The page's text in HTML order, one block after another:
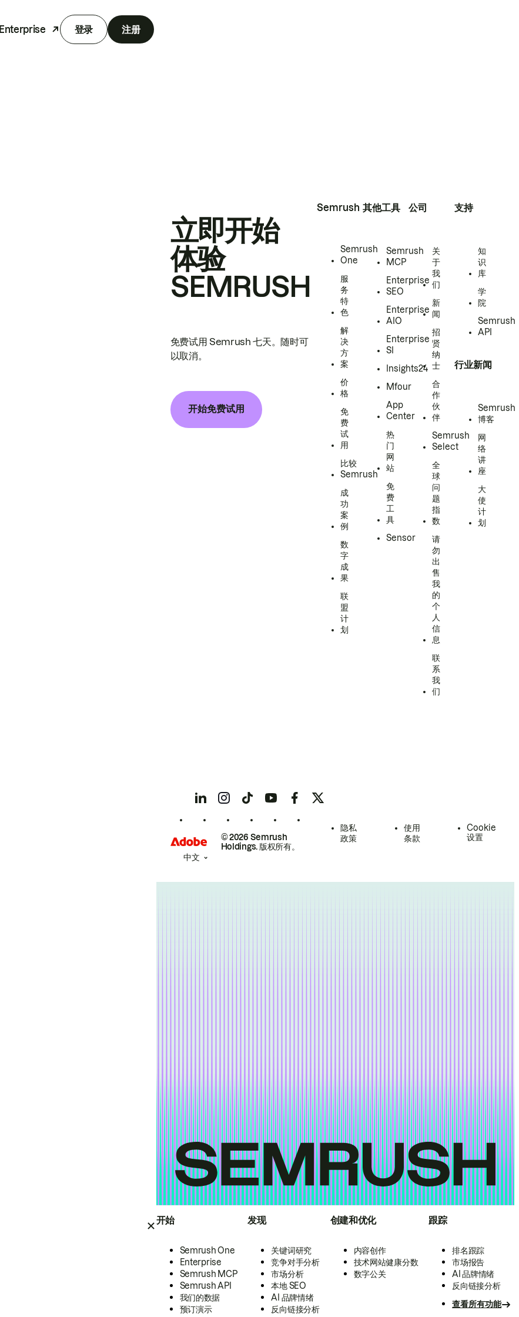
Enterprise 登录 注册
开始
Semrush One
Enterprise
Semrush MCP
Semrush API
我们的数据
预订演示
发现
关键词研究
竞争对手分析
市场分析
本地 SEO
AI 品牌情绪
反向链接分析
创建和优化
内容创作
技术网站健康分数
数字公关
跟踪
排名跟踪
市场报告
AI 品牌情绪
反向链接分析
查看所有功能
立即开始
体验
SEMRUSH
免费试用 Semrush 七天。随时可
以取消。
开始免费试用
Semrush
Semrush
One
服
务
特
色
解
决
方
案
价
格
免
费
试
用
比较
Semrush
成
功
案
例
数
字
成
果
联
盟
计
划
其他工具
Semrush
MCP
Enterprise
SEO
Enterprise
AIO
Enterprise
SI
Insights24
Mfour
App
Center
热
门
网
站
免
费
工
具
Sensor
公司
关
于
我
们
新
闻
招
贤
纳
士
合
作
伙
伴
Semrush
Select
全
球
问
题
指
数
请
勿
出
售
我
的
个
人
信
息
联
系
我
们
支持
知
识
库
学
院
Semrush
API
行业新闻
Semrush
博客
网
络
讲
座
大
使
计
划
© 2026 Semrush
Holdings. 版权所有。
隐私
政策
使用
条款
Cookie
设置
中文